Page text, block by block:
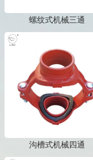
螺纹式机械三通
沟槽式机械四通